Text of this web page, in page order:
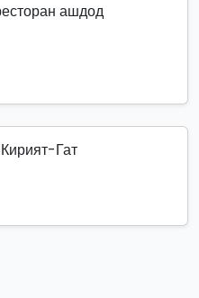
ашдод
Гат